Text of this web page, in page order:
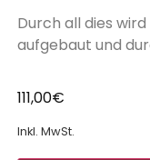
Durch all dies
aufgebaut und
111,00€
Inkl. MwSt.